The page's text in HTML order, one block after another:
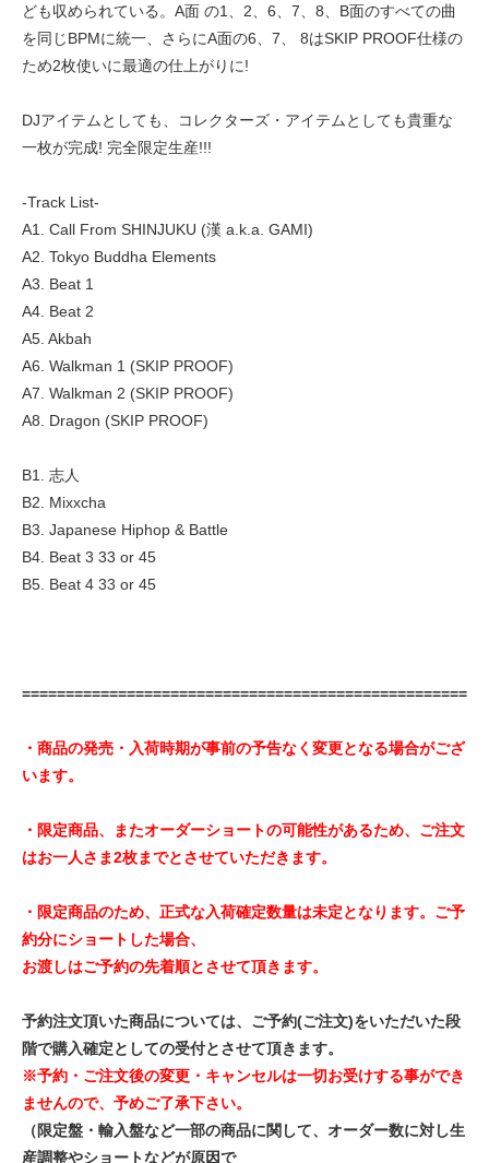
ども収められている。A面 の1、2、6、7、8、B面のすべての曲
を同じBPMに統一、さらにA面の6、7、 8はSKIP PROOF仕様の
ため2枚使いに最適の仕上がりに!
DJアイテムとしても、コレクターズ・アイテムとしても貴重な
一枚が完成! 完全限定生産!!!
-Track List-
A1. Call From SHINJUKU (漢 a.k.a. GAMI)
A2. Tokyo Buddha Elements
A3. Beat 1
A4. Beat 2
A5. Akbah
A6. Walkman 1 (SKIP PROOF)
A7. Walkman 2 (SKIP PROOF)
A8. Dragon (SKIP PROOF)
B1. 志人
B2. Mixxcha
B3. Japanese Hiphop & Battle
B4. Beat 3 33 or 45
B5. Beat 4 33 or 45
===================================================
・商品の発売・入荷時期が事前の予告なく変更となる場合がござ
います。
・限定商品、またオーダーショートの可能性があるため、ご注文
はお一人さま2枚までとさせていただきます。
・限定商品のため、正式な入荷確定数量は未定となります。ご予
約分にショートした場合、
お渡しはご予約の先着順とさせて頂きます。
予約注文頂いた商品については、ご予約(ご注文)をいただいた段
階で購入確定としての受付とさせて頂きます。
※予約・ご注文後の変更・キャンセルは一切お受けする事ができ
ませんので、予めご了承下さい。
（限定盤・輸入盤など一部の商品に関して、オーダー数に対し生
産調整やショートなどが原因で